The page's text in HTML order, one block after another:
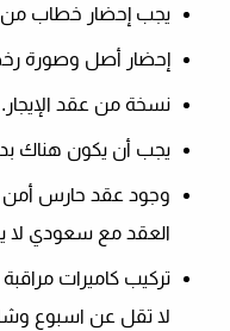
يجب إحضار خطاب من
إحضار أصل وصورة
نسخة من عقد الإيجار.
يجب أن يكون هناك
وجود عقد حارس
العقد مع سعودي لا
تركيب كاميرات
لا تقل عن اسبوع